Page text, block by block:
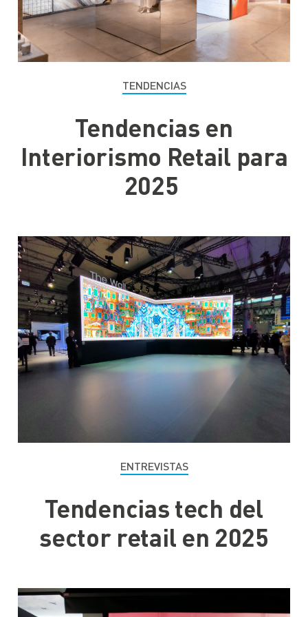
TENDENCIAS
Tendencias en
Interiorismo Retail para
2025
ENTREVISTAS
Tendencias tech del
sector retail en 2025